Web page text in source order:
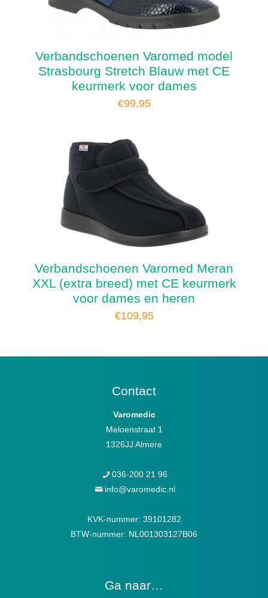
Verbandschoenen Varomed model
Strasbourg Stretch Blauw met CE
keurmerk voor dames
€99,95
Verbandschoenen Varomed Meran
XXL (extra breed) met CE keurmerk
voor dames en heren
€109,95
Contact
Varomedic
Meloenstraat 1
1326JJ Almere
036-200 21 96
info@varomedic.nl
KVK-nummer: 39101282
BTW-nummer: NL001303127B06
Ga naar…